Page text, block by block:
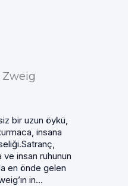
Zweig
bir uzun öykü,
insana
insan ruhunun
en önde gelen
in...